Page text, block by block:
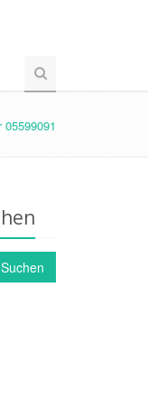
05599091
Suchen